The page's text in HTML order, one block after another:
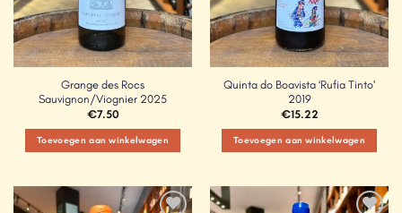
Grange des Rocs
Sauvignon/Viognier 2025
€7.50
Toevoegen aan winkelwagen
Quinta do Boavista ‘Rufia Tinto’
2019
€15.22
Toevoegen aan winkelwagen